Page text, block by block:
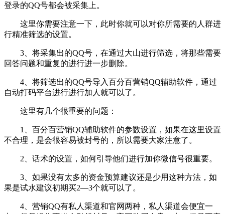
登录的QQ号都会被采集上。
这里你需要注意一下，此时你就可以对你所需要的人群进
行精准筛选的设置。
3、将采集出的QQ号，在通过大山进行筛选，将那些需要
回答问题和重复的进行进一步删除。
4、将筛选出的QQ号导入百分百营销QQ辅助软件，通过
自动打码平台进行进行加人就可以了。
这里有几个很重要的问题：
1、百分百营销QQ辅助软件的参数设置，如果在这里设置
不合理，是会很容易被封号的，所以需要大家注意了。
2、话术的设置，如何引导他们进行加你微信号很重要。
3、如果没有太多的资金预算建议还是少用这种方法，如
果是试水建议初期买2—3个就可以了。
4、营销QQ有私人渠道和官网两种，私人渠道会便宜一